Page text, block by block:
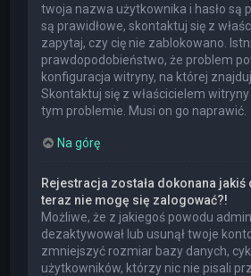
twoja nazwa użytkownika i hasło są
są prawidłowe, skontaktuj się z
zapytaj, czy cię nie zablokowano.
prawdopodobieństwo, że problem
konfiguracja witryny, na której
Skontaktuj się z właścicielem
tym problemie. Musi on go naprawić.
Na górę
Rejestracja została dokonana jakiś
teraz nie mogę się zalogować?!
Możliwe, że z jakiegoś powodu
dezaktywował lub usunął twoje
zmniejszyć rozmiar bazy danych,
użytkowników, którzy nic nie pisali